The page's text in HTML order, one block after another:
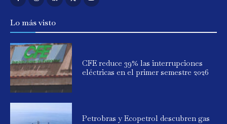
Lo más visto
CFE reduce 39% las interrupciones
eléctricas en el primer semestre 2026
Petrobras y Ecopetrol descubren gas